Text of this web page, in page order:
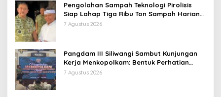
Pengolahan Sampah Teknologi Pirolisis
Siap Lahap Tiga Ribu Ton Sampah Harian
Jawa Barat
7 Agustus 2026
Pangdam III Siliwangi Sambut Kunjungan
Kerja Menkopolkam: Bentuk Perhatian
Pemerintah
7 Agustus 2026